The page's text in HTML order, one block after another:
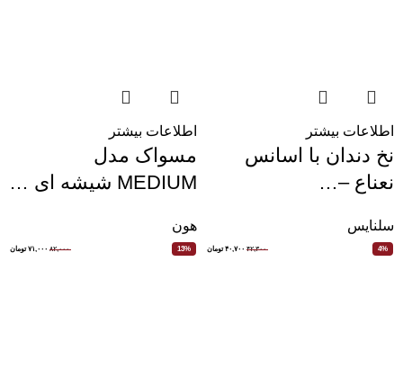
اطلاعات بیشتر
نخ دندان با اسانس
نعناع –…
سلنایس
4% ۴۲,۳۰۰ ۴۰,۷۰۰ تومان
اطلاعات بیشتر
مسواک مدل
MEDIUM شیشه ای …
هون
13% ۸۲,۰۰۰ ۷۱,۰۰۰ تومان